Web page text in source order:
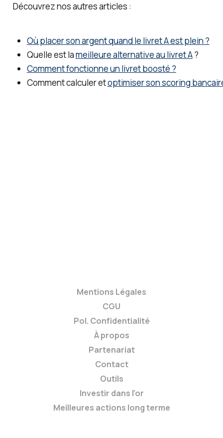
Découvrez nos autres articles :
Où placer son argent quand le livret A est plein ?
Quelle est lameilleure alternative au livret A?
Comment fonctionne un livret boosté ?
Comment calculer etoptimiser son scoring
Mentions Légales
CGU
Pol. Confidentialité
À propos
Partenariat
Contact
Outils
Investir dans l'or
Meilleures actions long terme